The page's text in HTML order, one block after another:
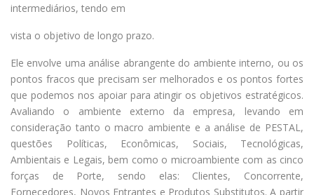
intermediários, tendo em
vista o objetivo de longo prazo.
Ele envolve uma análise abrangente do ambiente interno, ou os
pontos fracos que precisam ser melhorados e os pontos fortes
que podemos nos apoiar para atingir os objetivos estratégicos.
Avaliando o ambiente externo da empresa, levando em
consideração tanto o macro ambiente e a análise de PESTAL,
questões Políticas, Econômicas, Sociais, Tecnológicas,
Ambientais e Legais, bem como o microambiente com as cinco
forças de Porte, sendo elas: Clientes, Concorrente,
Fornecedores, Novos Entrantes e Produtos Substitutos. A partir